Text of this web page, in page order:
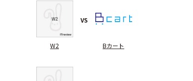
W2
VS
Bカート